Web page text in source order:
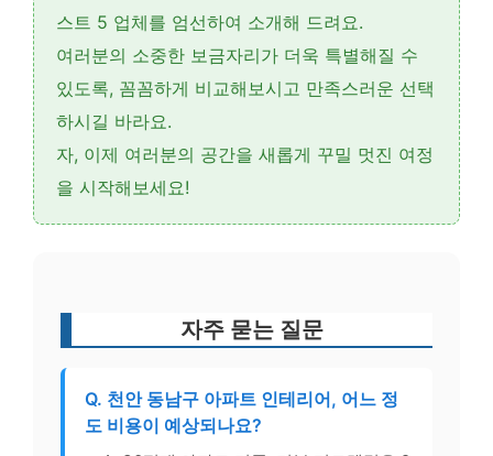
스트 5 업체를 엄선하여 소개해 드려요.
여러분의 소중한 보금자리가 더욱 특별해질 수
있도록, 꼼꼼하게 비교해보시고 만족스러운 선택
하시길 바라요.
자, 이제 여러분의 공간을 새롭게 꾸밀 멋진 여정
을 시작해보세요!
자주 묻는 질문
Q. 천안 동남구 아파트 인테리어, 어느 정
도 비용이 예상되나요?